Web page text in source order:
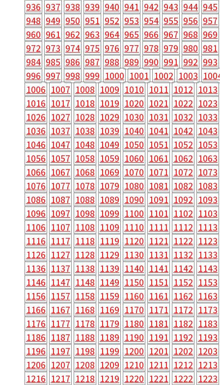
936 937 938 939 940 941 942 943 944 945
948 949 950 951 952 953 954 955 956 957
960 961 962 963 964 965 966 967 968 969
972 973 974 975 976 977 978 979 980 981
984 985 986 987 988 989 990 991 992 993
996 997 998 999 1000 1001 1002 1003
1006 1007 1008 1009 1010 1011 1012 1013
1016 1017 1018 1019 1020 1021 1022 1023
1026 1027 1028 1029 1030 1031 1032 1033
1036 1037 1038 1039 1040 1041 1042 1043
1046 1047 1048 1049 1050 1051 1052 1053
1056 1057 1058 1059 1060 1061 1062 1063
1066 1067 1068 1069 1070 1071 1072 1073
1076 1077 1078 1079 1080 1081 1082 1083
1086 1087 1088 1089 1090 1091 1092 1093
1096 1097 1098 1099 1100 1101 1102 1103
1106 1107 1108 1109 1110 1111 1112 1113
1116 1117 1118 1119 1120 1121 1122 1123
1126 1127 1128 1129 1130 1131 1132 1133
1136 1137 1138 1139 1140 1141 1142 1143
1146 1147 1148 1149 1150 1151 1152 1153
1156 1157 1158 1159 1160 1161 1162 1163
1166 1167 1168 1169 1170 1171 1172 1173
1176 1177 1178 1179 1180 1181 1182 1183
1186 1187 1188 1189 1190 1191 1192 1193
1196 1197 1198 1199 1200 1201 1202 1203
1206 1207 1208 1209 1210 1211 1212 1213
1216 1217 1218 1219 1220 1221 1222 1223